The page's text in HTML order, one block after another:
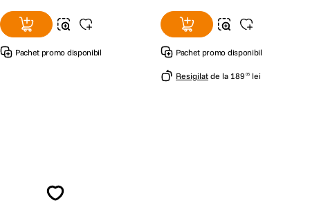
Pachet promo disponibil Pachet promo disponibil
Resigilat de la 189 05 lei